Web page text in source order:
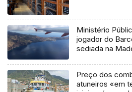
Ministério
jogador do
sediada na
Preço dos
atuneiros «em